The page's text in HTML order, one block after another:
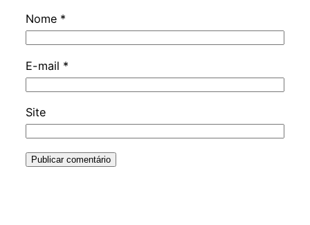
Nome *
E-mail *
Site